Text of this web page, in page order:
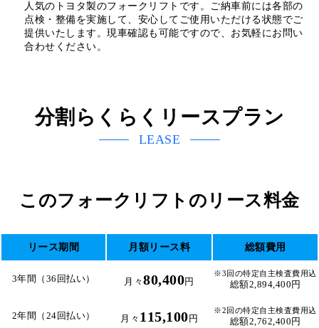
人気のトヨタ製のフォークリフトです。ご納車前には各部の
点検・整備を実施して、安心してご使用いただける状態でご
提供いたします。現車確認も可能ですので、お気軽にお問い
合わせください。
分割らくらくリースプラン
LEASE
このフォークリフトのリース料金
リース期間 月額リース料 総額費用
3年間（36回払い） 月々80,400円
※3回の特定自主検査費用込
総額2,894,400円
2年間（24回払い） 月々 115,100 円
※2回の特定自主検査費用込
総額2,762,400円